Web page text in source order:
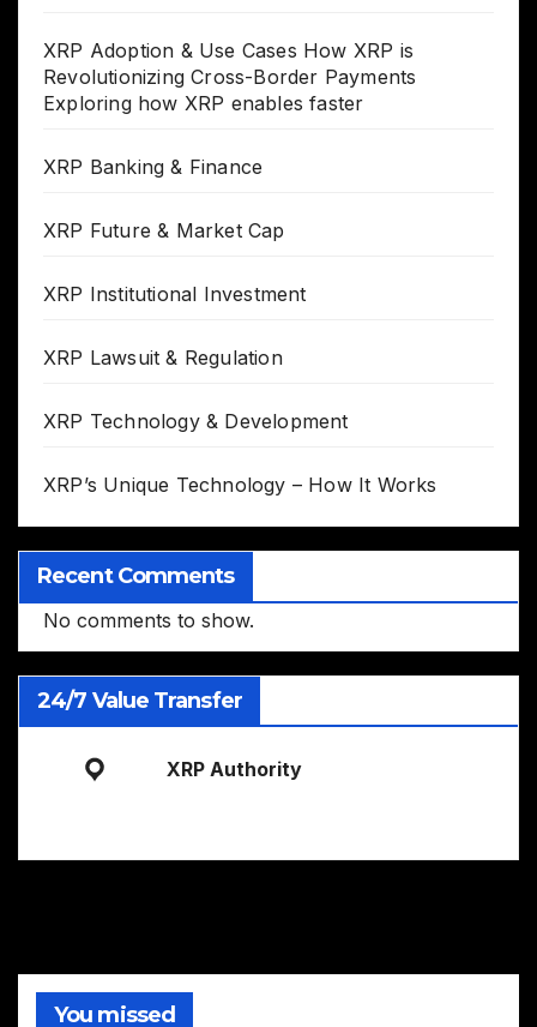
XRP Adoption & Use Cases How XRP is
Revolutionizing Cross-Border Payments
Exploring how XRP enables faster
XRP Banking & Finance
XRP Future & Market Cap
XRP Institutional Investment
XRP Lawsuit & Regulation
XRP Technology & Development
XRP’s Unique Technology – How It Works
Recent Comments
No comments to show.
24/7 Value Transfer
XRP Authority
You missed